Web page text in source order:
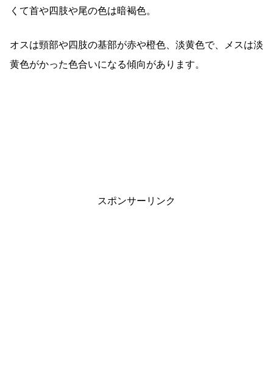
くて首や四肢や尾の色は暗褐色。
オスは頸部や四肢の基部が赤や橙色、淡黄色で、メスは淡
黄色がかった色合いになる傾向があります。
スポンサーリンク